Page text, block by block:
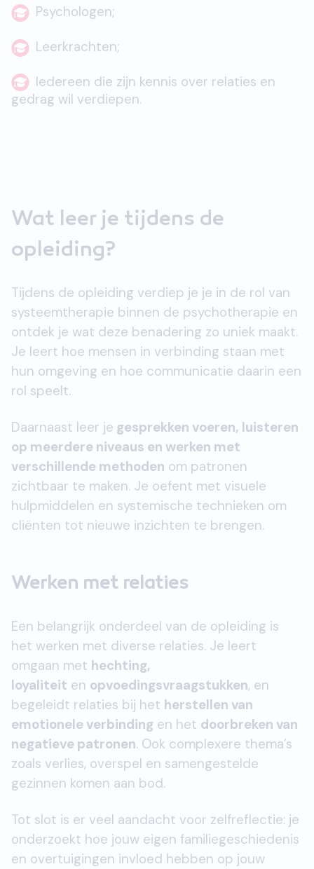
Psychologen;
Leerkrachten;
Iedereen die zijn kennis over relaties en
gedrag wil verdiepen.
Wat leer je tijdens de
opleiding?
Tijdens de opleiding verdiep je je in de rol van
systeemtherapie binnen de psychotherapie en
ontdek je wat deze benadering zo uniek maakt.
Je leert hoe mensen in verbinding staan met
hun omgeving en hoe communicatie daarin een
rol speelt.
Daarnaast leer je gesprekken voeren, luisteren
op meerdere niveaus en werken met
verschillende methoden om patronen
zichtbaar te maken. Je oefent met visuele
hulpmiddelen en systemische technieken om
cliënten tot nieuwe inzichten te brengen.
Werken met relaties
Een belangrijk onderdeel van de opleiding is
het werken met diverse relaties. Je leert
omgaan met hechting,
loyaliteit en opvoedingsvraagstukken, en
begeleidt relaties bij het herstellen van
emotionele verbinding en het doorbreken van
negatieve patronen. Ook complexere thema’s
zoals verlies, overspel en samengestelde
gezinnen komen aan bod.
Tot slot is er veel aandacht voor zelfreflectie: je
onderzoekt hoe jouw eigen familiegeschiedenis
en overtuigingen invloed hebben op jouw